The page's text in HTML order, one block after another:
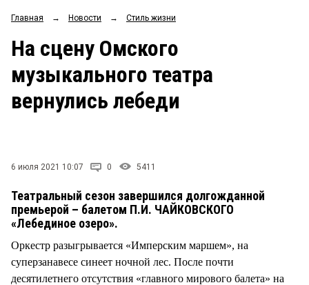
ОБЩЕСТВО
ЗАКОН
НОВОСТИ КОМПАНИЙ Блоги
Главная → Новости → Стиль жизни
На сцену Омского
музыкального театра
вернулись лебеди
6 июля 2021 10:07 0 5411
Театральный сезон завершился долгожданной
премьерой – балетом П.И. ЧАЙКОВСКОГО
«Лебединое озеро».
Оркестр разыгрывается «Имперским маршем», на
суперзанавесе синеет ночной лес. После почти
десятилетнего отсутствия «главного мирового балета» на